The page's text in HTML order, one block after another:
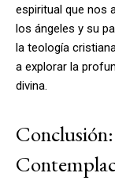
espiritual que nos
los ángeles y su
la teología
a explorar la
divina.